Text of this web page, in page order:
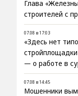
Глава
строителей с
07.08 в 17:03
«Здесь нет
— о работе в
07.08 в 14:45
Мошенники